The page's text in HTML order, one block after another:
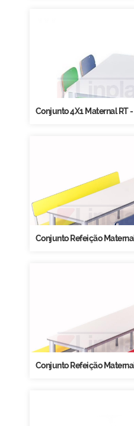
Conjunto 4X1 Maternal RT
Conjunto Refeição
Conjunto Refeição